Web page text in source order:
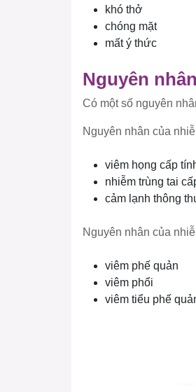
khó thở
chóng mặt
mất ý thức
Nguyên
Có một số nguyên
Nguyên nhân của
viêm họng cấp
nhiễm trùng tai
cảm lạnh thông
Nguyên nhân của
viêm phế quản
viêm phổi
viêm tiểu phế